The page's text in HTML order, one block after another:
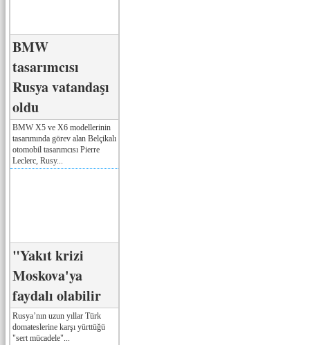
BMW
tasarımcısı
Rusya vatandaşı
oldu
BMW X5 ve X6 modellerinin
tasarımında görev alan Belçikalı
otomobil tasarımcısı Pierre
Leclerc, Rusy...
"Yakıt krizi
Moskova'ya
faydalı olabilir
Rusya’nın uzun yıllar Türk
domateslerine karşı yürttüğü
"sert mücadele"...